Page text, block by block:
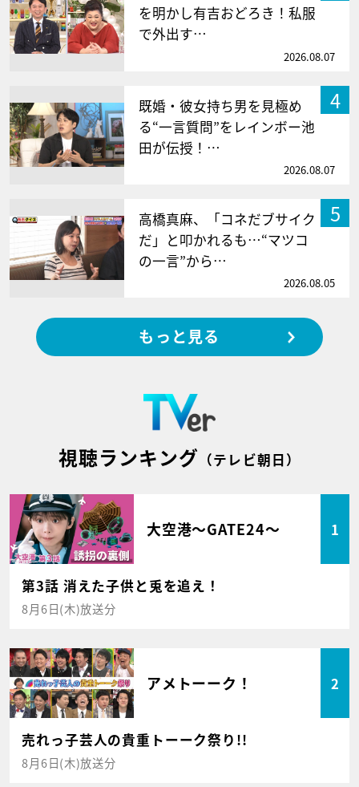
を明かし有吉おどろき！私服
で外出す…
2026.08.07
4
既婚・彼女持ち男を見極め
る“一言質問”をレインボー池
田が伝授！…
2026.08.07
5
高橋真麻、「コネだブサイク
だ」と叩かれるも…“マツコ
の一言”から…
2026.08.05
もっと見る
視聴ランキング （テレビ朝日）
大空港～GATE24～ 1
第3話 消えた子供と兎を追え！
8月6日(木)放送分
アメトーーク！ 2
売れっ子芸人の貴重トーーク祭り!!
8月6日(木)放送分